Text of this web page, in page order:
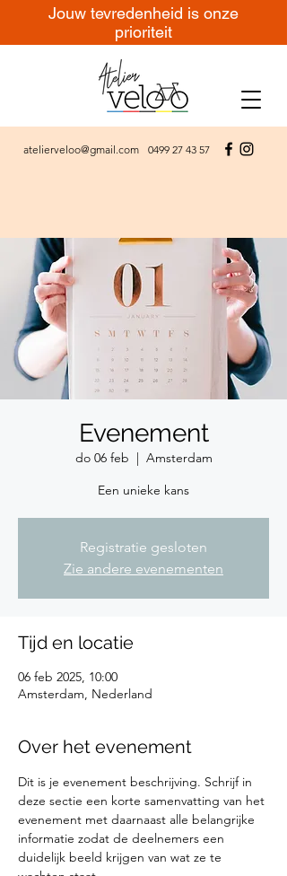
atelierveloo@gmail.com 0499 27 43 57
Jouw tevredenheid is onze
prioriteit
Evenement
do 06 feb
  |
Amsterdam
Een unieke kans
Registratie gesloten
Zie andere evenementen
Tijd en locatie
06 feb 2025, 10:00
Amsterdam, Nederland
Over het evenement
Dit is je evenement beschrijving. Schrijf in
deze sectie een korte samenvatting van het
evenement met daarnaast alle belangrijke
informatie zodat de deelnemers een
duidelijk beeld krijgen van wat ze te